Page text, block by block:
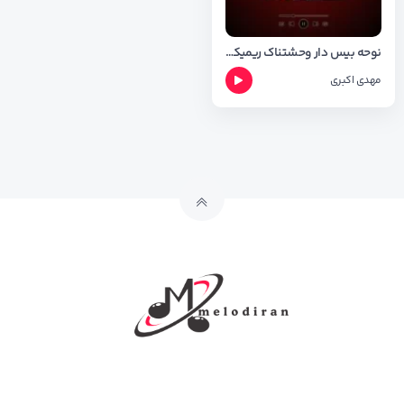
نوحه بیس دار وحشتناک ریمیکس دل به دل راه داره مهدی اکبری
مهدی اکبری